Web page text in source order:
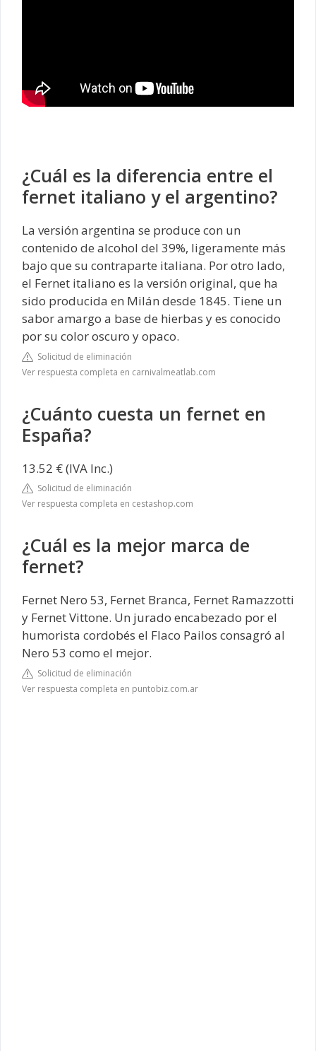
¿Cuál es la diferencia entre el
fernet italiano y el argentino?
La versión argentina se produce con un
contenido de alcohol del 39%, ligeramente más
bajo que su contraparte italiana. Por otro lado,
el Fernet italiano es la versión original, que ha
sido producida en Milán desde 1845. Tiene un
sabor amargo a base de hierbas y es conocido
por su color oscuro y opaco.
Solicitud de eliminación
Ver respuesta completa en carnivalmeatlab.com
¿Cuánto cuesta un fernet en
España?
13.52 € (IVA Inc.)
Solicitud de eliminación
Ver respuesta completa en cestashop.com
¿Cuál es la mejor marca de
fernet?
Fernet Nero 53, Fernet Branca, Fernet Ramazzotti
y Fernet Vittone. Un jurado encabezado por el
humorista cordobés el Flaco Pailos consagró al
Nero 53 como el mejor.
Solicitud de eliminación
Ver respuesta completa en puntobiz.com.ar